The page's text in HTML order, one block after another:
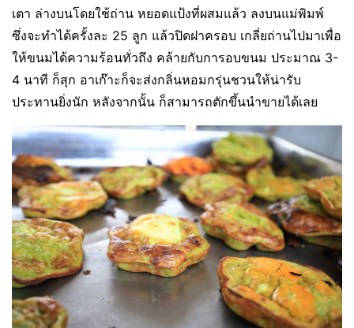
เตา ล่างบนโดยใช้ถ่าน หยอดแป้งที่ผสมแล้ว ลงบนแม่พิมพ์
ซึ่งจะทำได้ครั้งละ 25 ลูก แล้วปิดฝาครอบ เกลี่ยถ่านไปมาเพื่อ
ให้ขนมได้ความร้อนทั่วถึง คล้ายกับการอบขนม ประมาณ 3-
4 นาที ก็สุก อาเก๊าะก็จะส่งกลิ่นหอมกรุ่นชวนให้น่ารับ
ประทานยิ่งนัก หลังจากนั้น ก็สามารถตักขึ้นนำขายได้เลย